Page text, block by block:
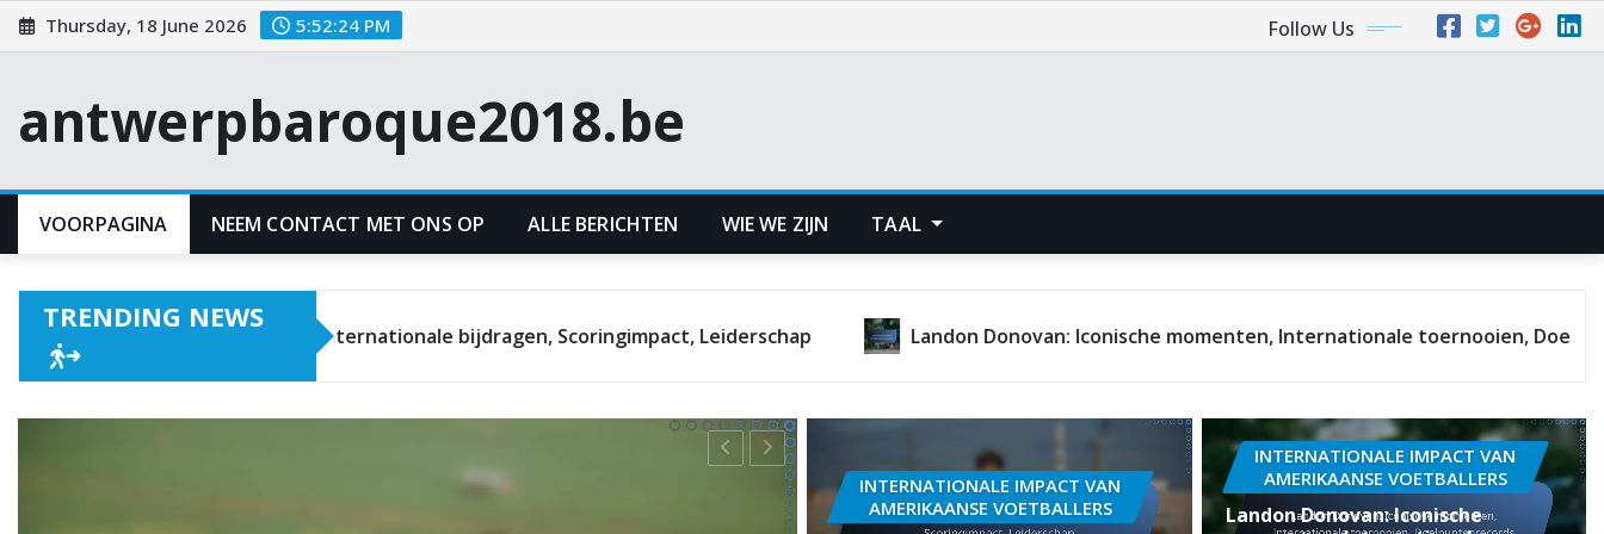
Skip
to
Thursday, 18 June 2026 5:52:25 PM Follow Us
antwerpbaroque2018.be
VOORPAGINA NEEM CONTACT MET ONS OP ALLE BERICHTEN WIE WE ZIJN TAAL
TRENDING NEWS
Michael Owen: Internationale bijdragen, Scoringimpact, Leiderschap Landon Donovan: Iconische momenten, Internationale toernooien, Doelpuntenrecords
INTERNATIONALE IMPACT VAN
AMERIKAANSE VOETBALLERS
INTERNATIONALE IMPACT VAN
AMERIKAANSE VOETBALLERS
Landon Donovan: Iconische